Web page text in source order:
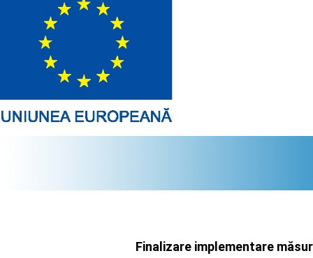
Finalizare implementare